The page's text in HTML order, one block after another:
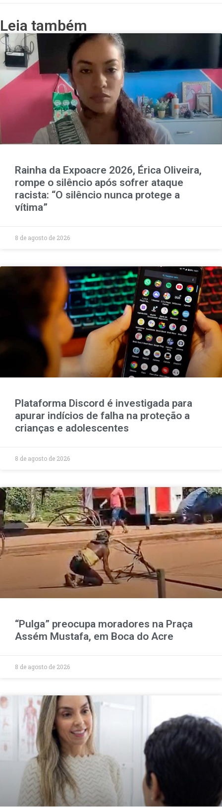
Leia também
Rainha da Expoacre 2026, Érica Oliveira,
rompe o silêncio após sofrer ataque
racista: “O silêncio nunca protege a
vítima”
8 de agosto de 2026
Plataforma Discord é investigada para
apurar indícios de falha na proteção a
crianças e adolescentes
8 de agosto de 2026
“Pulga” preocupa moradores na Praça
Assém Mustafa, em Boca do Acre
8 de agosto de 2026